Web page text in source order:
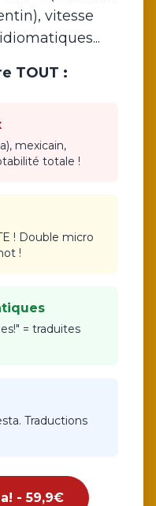
vitesse
TOUT :
mexicain,
totale !
! Double micro
!
es!" = traduites
Traductions
- 59,9€